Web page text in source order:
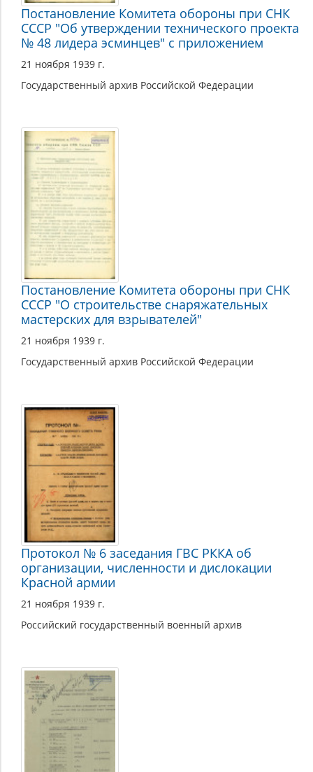
Постановление Комитета обороны при СНК
СССР "Об утверждении технического проекта
№ 48 лидера эсминцев" с приложением
21 ноября 1939 г.
Государственный архив Российской Федерации
Постановление Комитета обороны при СНК
СССР "О строительстве снаряжательных
мастерских для взрывателей"
21 ноября 1939 г.
Государственный архив Российской Федерации
Протокол № 6 заседания ГВС РККА об
организации, численности и дислокации
Красной армии
21 ноября 1939 г.
Российский государственный военный архив